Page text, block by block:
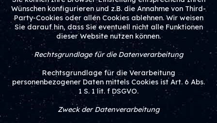
Wünschen konfigurieren und z.B. die Annahme von Third-
Party-Cookies oder allen Cookies ablehnen. Wir weisen
Sie darauf hin, dass Sie eventuell nicht alle Funktionen
dieser Website nutzen können.
Rechtsgrundlage für die Datenverarbeitung
Rechtsgrundlage für die Verarbeitung
personenbezogener Daten mittels Cookies ist Art. 6 Abs.
1 S. 1 lit. f DSGVO.
Zweck der Datenverarbeitung